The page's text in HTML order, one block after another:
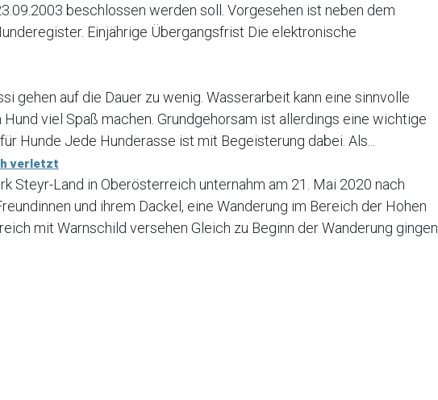
beschlossen werden soll. Vorgesehen ist neben dem
Einjährige Übergangsfrist Die elektronische
gehen auf die Dauer zu wenig. Wasserarbeit kann eine sinnvolle
viel Spaß machen. Grundgehorsam ist allerdings eine wichtige
Hunde Jede Hunderasse ist mit Begeisterung dabei. Als...
verletzt
Steyr-Land in Oberösterreich unternahm am 21. Mai 2020 nach
und ihrem Dackel, eine Wanderung im Bereich der Hohen
mit Warnschild versehen Gleich zu Beginn der Wanderung gingen...